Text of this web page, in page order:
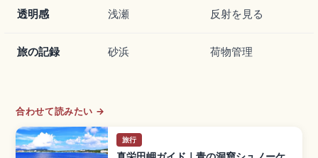
透明感 浅瀬 反射を見る
旅の記録 砂浜 荷物管理
合わせて読みたい →
旅行